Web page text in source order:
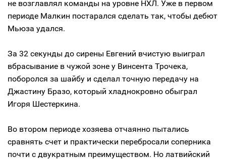
не возглавлял команды на уровне НХЛ. Уже в первом
периоде Малкин постарался сделать так, чтобы дебют
Мьюза удался.
За 32 секунды до сирены Евгений вчистую выиграл
вбрасывание в чужой зоне у Винсента Трочека,
поборолся за шайбу и сделал точную передачу на
Джастину Бразо, который хладнокровно обыграл
Игоря Шестеркина.
Во втором периоде хозяева отчаянно пытались
сравнять счет и практически перебросали соперника
почти с двукратным преимуществом. Но латвийский